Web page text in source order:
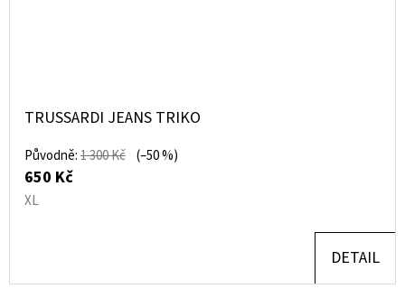
TRUSSARDI JEANS TRIKO
Původně:1 300 Kč (–50 %)
650 Kč
XL
DETAIL